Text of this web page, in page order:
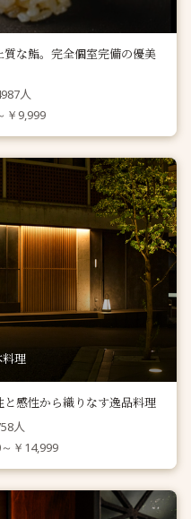
な鮨。完全個室完備の優美
人
￥9,999
理
感性から織りなす逸品料理
人
￥14,999